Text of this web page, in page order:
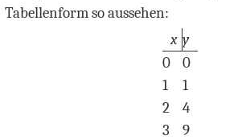
Tabellenform so aussehen:
x y
0
0
1
1
2
4
3
9